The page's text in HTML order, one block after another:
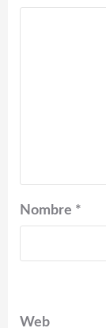
Nombre *
Web